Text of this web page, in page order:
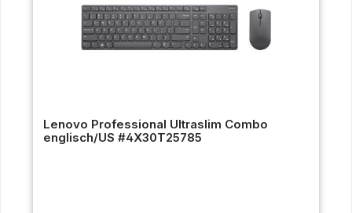
Lenovo Professional Ultraslim Combo
englisch/US #4X30T25785